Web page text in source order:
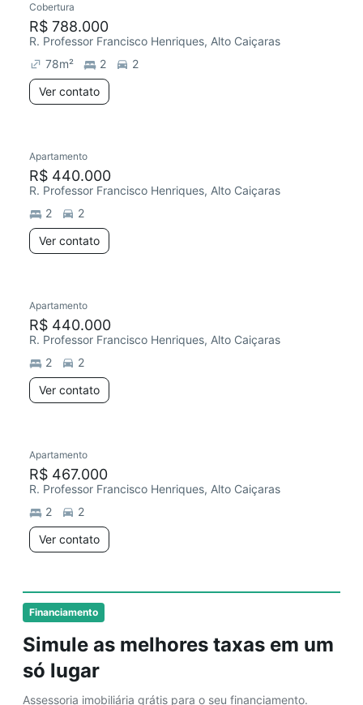
Financiamento
Simule as melhores taxas em um
só lugar
Assessoria imobiliária grátis para o seu financiamento.
Redecorar
Cobertura
R$ 788.000
R. Professor Francisco Henriques, Alto Caiçaras
78m² 2
2
Ver contato
Apartamento
R$ 440.000
R. Professor Francisco Henriques, Alto Caiçaras
2
2
Ver contato
Apartamento
R$ 440.000
R. Professor Francisco Henriques, Alto Caiçaras
2
2
Ver contato
Redecorar
Apartamento
R$ 467.000
R. Professor Francisco Henriques, Alto Caiçaras
2
2
Ver contato